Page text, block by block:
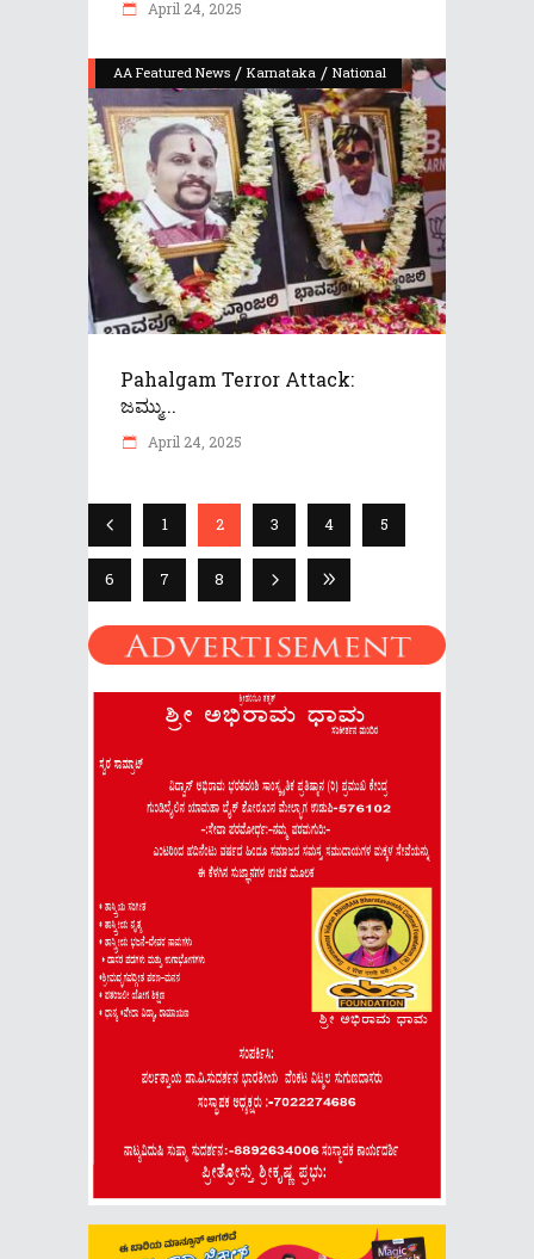
April 24, 2025
AA Featured News / Karnataka / National
Pahalgam Terror Attack:
ಜಮ್ಮು...
April 24, 2025
1 2 3 4 5
6 7 8